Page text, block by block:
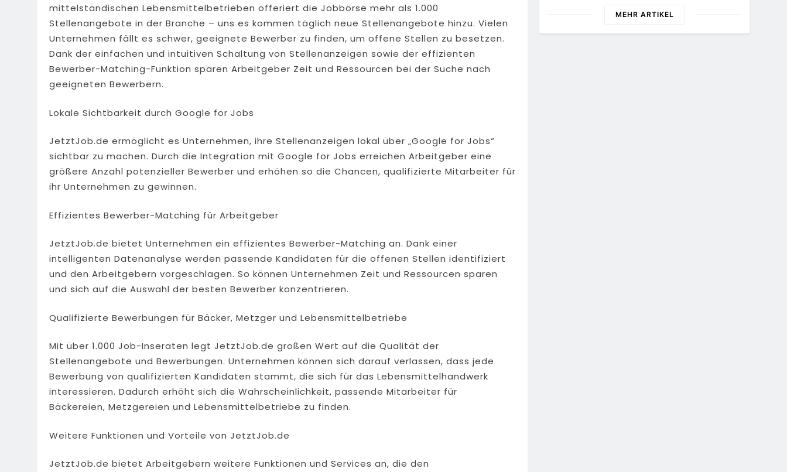
mittelständischen Lebensmittelbetrieben offeriert die Jobbörse mehr als 1.000
Stellenangebote in der Branche – uns es kommen täglich neue Stellenangebote hinzu. Vielen
Unternehmen fällt es schwer, geeignete Bewerber zu finden, um offene Stellen zu besetzen.
Dank der einfachen und intuitiven Schaltung von Stellenanzeigen sowie der effizienten
Bewerber-Matching-Funktion sparen Arbeitgeber Zeit und Ressourcen bei der Suche nach
geeigneten Bewerbern.
Lokale Sichtbarkeit durch Google for Jobs
JetztJob.de ermöglicht es Unternehmen, ihre Stellenanzeigen lokal über „Google for Jobs“
sichtbar zu machen. Durch die Integration mit Google for Jobs erreichen Arbeitgeber eine
größere Anzahl potenzieller Bewerber und erhöhen so die Chancen, qualifizierte Mitarbeiter für
ihr Unternehmen zu gewinnen.
Effizientes Bewerber-Matching für Arbeitgeber
JetztJob.de bietet Unternehmen ein effizientes Bewerber-Matching an. Dank einer
intelligenten Datenanalyse werden passende Kandidaten für die offenen Stellen identifiziert
und den Arbeitgebern vorgeschlagen. So können Unternehmen Zeit und Ressourcen sparen
und sich auf die Auswahl der besten Bewerber konzentrieren.
Qualifizierte Bewerbungen für Bäcker, Metzger und Lebensmittelbetriebe
Mit über 1.000 Job-Inseraten legt JetztJob.de großen Wert auf die Qualität der
Stellenangebote und Bewerbungen. Unternehmen können sich darauf verlassen, dass jede
Bewerbung von qualifizierten Kandidaten stammt, die sich für das Lebensmittelhandwerk
interessieren. Dadurch erhöht sich die Wahrscheinlichkeit, passende Mitarbeiter für
Bäckereien, Metzgereien und Lebensmittelbetriebe zu finden.
Weitere Funktionen und Vorteile von JetztJob.de
JetztJob.de bietet Arbeitgebern weitere Funktionen und Services an, die den
MEHR ARTIKEL